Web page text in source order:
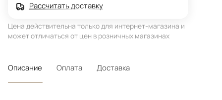
Рассчитать доставку
Цена действительна только для интернет-магазина и
может отличаться от цен в розничных магазинах
Описание Оплата Доставка